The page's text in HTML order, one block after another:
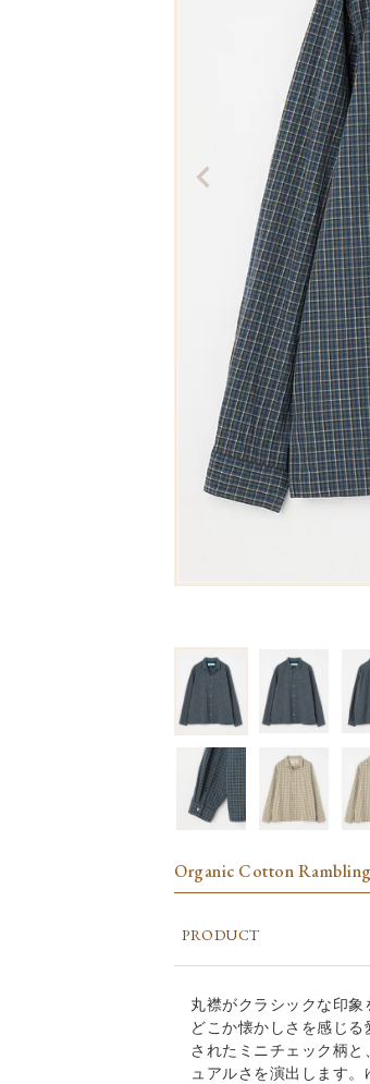
Organic Cotton
PRODUCT
丸襟がクラシックな印象
どこか懐かしさを感じ
されたミニチェック柄
ュアルさを演出します。